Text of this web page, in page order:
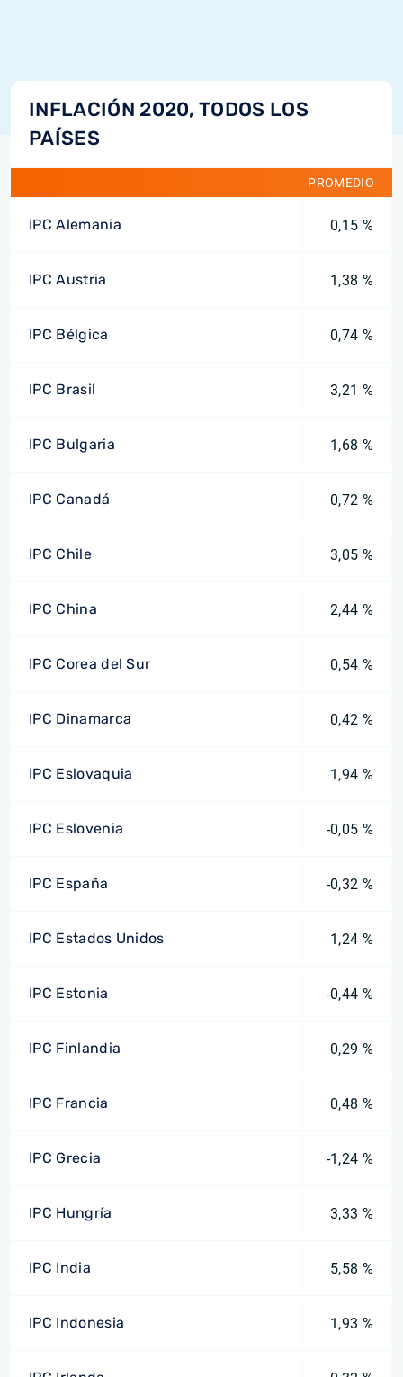
INFLACIÓN 2020, TODOS LOS
PAÍSES
PROMEDIO
IPC Alemania 0,15 %
IPC Austria 1,38 %
IPC Bélgica 0,74 %
IPC Brasil 3,21 %
IPC Bulgaria 1,68 %
IPC Canadá 0,72 %
IPC Chile 3,05 %
IPC China 2,44 %
IPC Corea del Sur 0,54 %
IPC Dinamarca 0,42 %
IPC Eslovaquia 1,94 %
IPC Eslovenia -0,05 %
IPC España -0,32 %
IPC Estados Unidos 1,24 %
IPC Estonia -0,44 %
IPC Finlandia 0,29 %
IPC Francia 0,48 %
IPC Grecia -1,24 %
IPC Hungría 3,33 %
IPC India 5,58 %
IPC Indonesia 1,93 %